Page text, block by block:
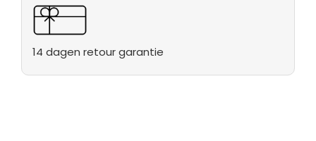
14 dagen retour garantie